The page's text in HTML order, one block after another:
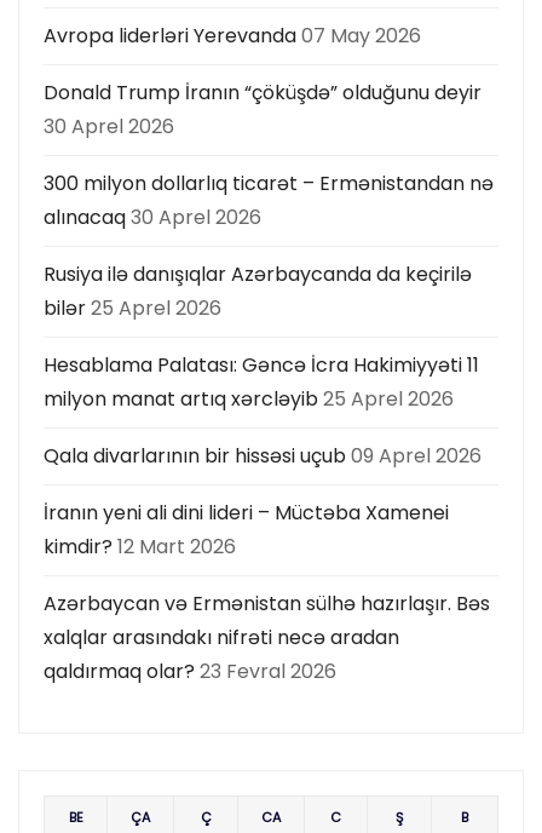
Avropa liderləri Yerevanda07 May 2026
Donald Trump İranın “çöküşdə” olduğunu deyir
30 Aprel 2026
300 milyon dollarlıq ticarət – Ermənistandan nə
alınacaq30 Aprel 2026
Rusiya ilə danışıqlar Azərbaycanda da keçirilə
bilər25 Aprel 2026
Hesablama Palatası: Gəncə İcra Hakimiyyəti 11
milyon manat artıq xərcləyib25 Aprel 2026
Qala divarlarının bir hissəsi uçub09 Aprel 2026
İranın yeni ali dini lideri – Müctəba Xamenei
kimdir? 12 Mart 2026
Azərbaycan və Ermənistan sülhə hazırlaşır. Bəs
xalqlar arasındakı nifrəti necə aradan
qaldırmaq olar? 23 Fevral 2026
BE ÇA Ç CA C Ş B